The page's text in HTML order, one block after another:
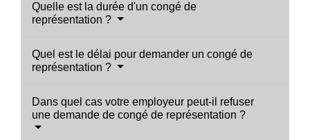
Quelle est la durée d'un congé de
représentation ?
Quel est le délai pour demander un congé de
représentation ?
Dans quel cas votre employeur peut-il refuser
une demande de congé de représentation ?